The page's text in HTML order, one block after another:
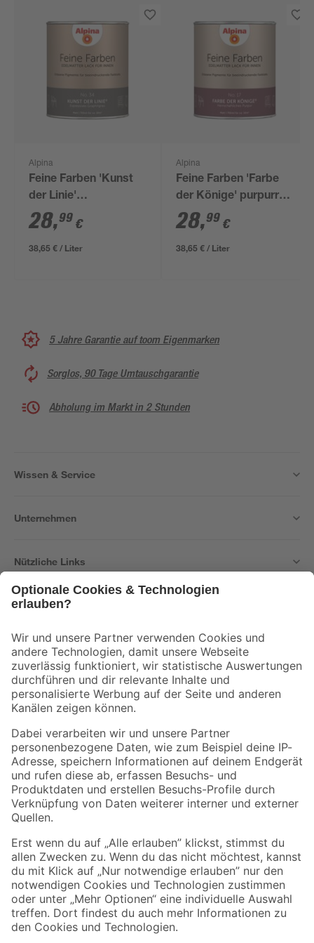
Alpina
Feine Farben 'Kunst
der Linie'
graphitfarben matt
750 ml
28,99 €
38,65 € / Liter
Alpina
Feine Farben 'Farbe
der Könige' purpurrot
matt 750 ml
28,99 €
38,65 € / Liter
5 Jahre Garantie auf toom Eigenmarken
Sorglos, 90 Tage Umtauschgarantie
Abholung im Markt in 2 Stunden
Wissen & Service
Unternehmen
Nützliche Links
Der toom Newsletter: Keine Angebote und Aktionen mehr verpassen!
Zur Newsletter Anmeldung
Folge uns
Zahlungsarten Versandarten
Sicher einkaufen
Jetzt die toom-App herunterladen